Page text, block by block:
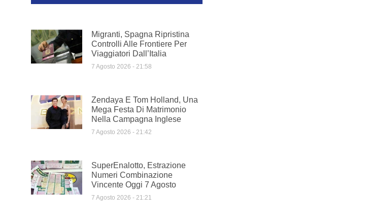
Migranti, Spagna Ripristina
Controlli Alle Frontiere Per
Viaggiatori Dall’Italia
7 Agosto 2026 21:58
Zendaya E Tom Holland, Una
Mega Festa Di Matrimonio
Nella Campagna Inglese
7 Agosto 2026 21:42
SuperEnalotto, Estrazione
Numeri Combinazione
Vincente Oggi 7 Agosto
7 Agosto 2026 21:21